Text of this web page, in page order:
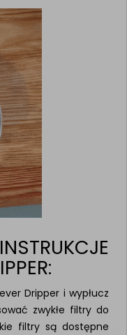
Dripper i wypłucz
zwykłe filtry do
filtry są dostępne